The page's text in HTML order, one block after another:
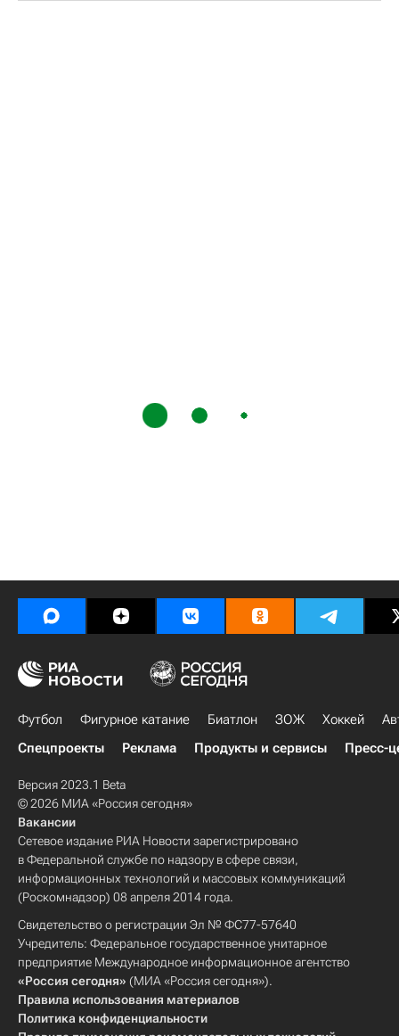
Футбол Фигурное катание Биатлон ЗОЖ Хоккей
Спецпроекты
Реклама Продукты и сервисы Пресс-
Версия 2023.1 Beta
© 2026 МИА «Россия сегодня»
Вакансии
Сетевое издание РИА Новости зарегистрировано
в Федеральной службе по надзору в сфере связи,
информационных технологий и массовых коммуникаций
(Роскомнадзор) 08 апреля 2014 года.
Свидетельство о регистрации Эл № ФС77-57640
Учредитель: Федеральное государственное унитарное
предприятие Международное информационное агентство
«Россия сегодня» (МИА «Россия сегодня»).
Правила использования материалов
Политика конфиденциальности